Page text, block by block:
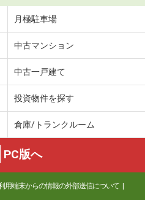
月極駐車場
中古マンション
中古一戸建て
投資物件を探す
倉庫/トランクルーム
PC版へ
用端末からの情報の外部送信について